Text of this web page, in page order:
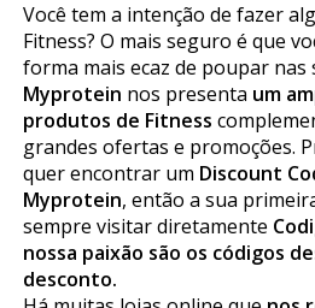
Você tem a intenção de fazer
Fitness? O mais seguro é que
forma mais eficaz de poupar nas
Myprotein nos presenta um
produtos de Fitness
grandes ofertas e promoções.
quer encontrar um Discount
Myprotein, então a sua
sempre visitar diretamente
nossa paixão são os códigos
desconto.